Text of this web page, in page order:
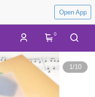
Open App
0
1/10